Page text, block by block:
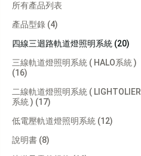
所有產品列表
產品型錄 (4)
四線三迴路軌道燈照明系統 (20)
三線軌道燈照明系統 ( HALO系統 )
(16)
二線軌道燈照明系統 ( LIGHTOLIER
系統 ) (17)
低電壓軌道燈照明系統 (12)
說明書 (8)